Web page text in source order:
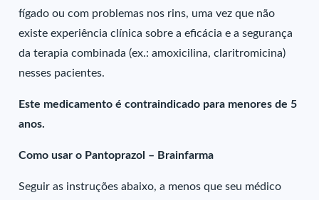
fígado ou com problemas nos rins, uma vez que não
existe experiência clínica sobre a eficácia e a segurança
da terapia combinada (ex.: amoxicilina, claritromicina)
nesses pacientes.
Este medicamento é contraindicado para menores de 5
anos.
Como usar o Pantoprazol – Brainfarma
Seguir as instruções abaixo, a menos que seu médico